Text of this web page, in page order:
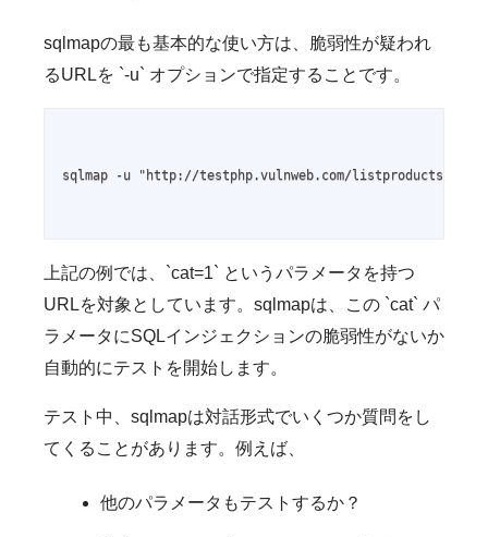
sqlmapの最も基本的な使い方は、脆弱性が疑われ
るURLを `-u` オプションで指定することです。
sqlmap -u "http://testphp.vulnweb.com/
上記の例では、`cat=1` というパラメータを持つ
URLを対象としています。sqlmapは、この `cat` パ
ラメータにSQLインジェクションの脆弱性がないか
自動的にテストを開始します。
テスト中、sqlmapは対話形式でいくつか質問をし
てくることがあります。例えば、
他のパラメータもテストするか？